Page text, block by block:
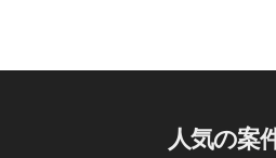
く場合を除き、今回ご入力頂く個人
知、開示、内容の訂正・追加・削
、次の通りです。
人気の案